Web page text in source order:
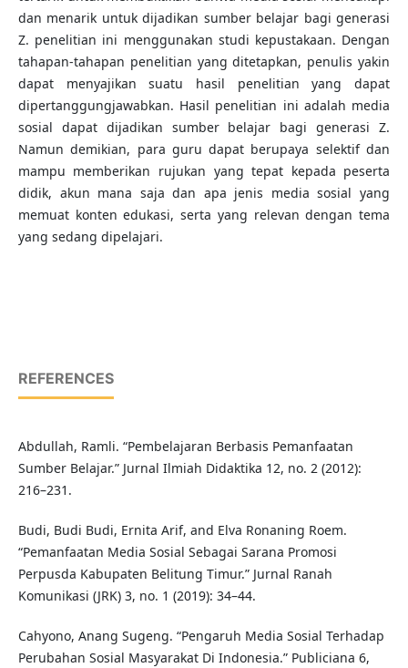
dan menarik untuk dijadikan sumber belajar bagi generasi
Z. penelitian ini menggunakan studi kepustakaan. Dengan
tahapan-tahapan penelitian yang ditetapkan, penulis yakin
dapat menyajikan suatu hasil penelitian yang dapat
dipertanggungjawabkan. Hasil penelitian ini adalah media
sosial dapat dijadikan sumber belajar bagi generasi Z.
Namun demikian, para guru dapat berupaya selektif dan
mampu memberikan rujukan yang tepat kepada peserta
didik, akun mana saja dan apa jenis media sosial yang
memuat konten edukasi, serta yang relevan dengan tema
yang sedang dipelajari.
REFERENCES
Abdullah, Ramli. “Pembelajaran Berbasis Pemanfaatan
Sumber Belajar.” Jurnal Ilmiah Didaktika 12, no. 2 (2012):
216–231.
Budi, Budi Budi, Ernita Arif, and Elva Ronaning Roem.
“Pemanfaatan Media Sosial Sebagai Sarana Promosi
Perpusda Kabupaten Belitung Timur.” Jurnal Ranah
Komunikasi (JRK) 3, no. 1 (2019): 34–44.
Cahyono, Anang Sugeng. “Pengaruh Media Sosial Terhadap
Perubahan Sosial Masyarakat Di Indonesia.” Publiciana 6,